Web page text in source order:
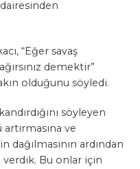
“Eğer savaş
demektir”
olduğunu söyledi.
söyleyen
ve
dağılmasının ardından
verdik. Bu onlar için